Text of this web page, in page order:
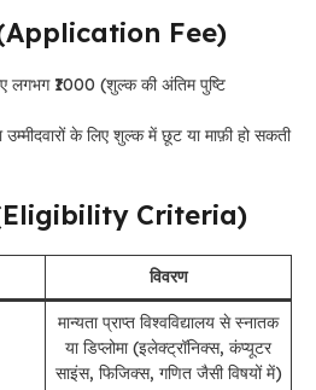
Fee)
लगभग ₹1000 (शुल्क की अंतिम पुष्टि
के लिए शुल्क में छूट या माफ़ी हो सकती
(Eligibility Criteria)
विवरण
मान्यता प्राप्त विश्वविद्यालय से स्नातक
या डिप्लोमा (इलेक्ट्रॉनिक्स, कंप्यूटर
साइंस, फिजिक्स, गणित जैसी विषयों में)